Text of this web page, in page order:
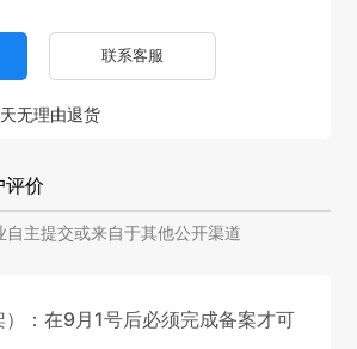
联系客服
无理由退货
评价
主提交或来自于其他公开渠道
：在9月1号后必须完成备案才可